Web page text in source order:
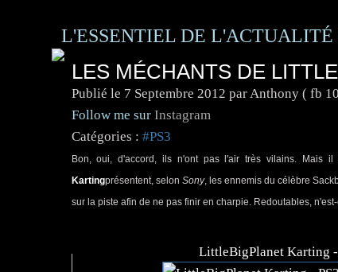
L'ESSENTIEL DE
LES MÉCHANTS DE
Publié le 7 Septembre 2012 par Anthony ( fb
Follow me sur Instagram
Catégories : #PS3
Bon, oui, d'accord, ils n'ont pas l'air très vilains. Mais
Kartingprésentent, selon Sony, les ennemis du célèbre
sur la piste afin de ne pas finir en charpie. Redoutables,
LittleBigPlanet Karting -